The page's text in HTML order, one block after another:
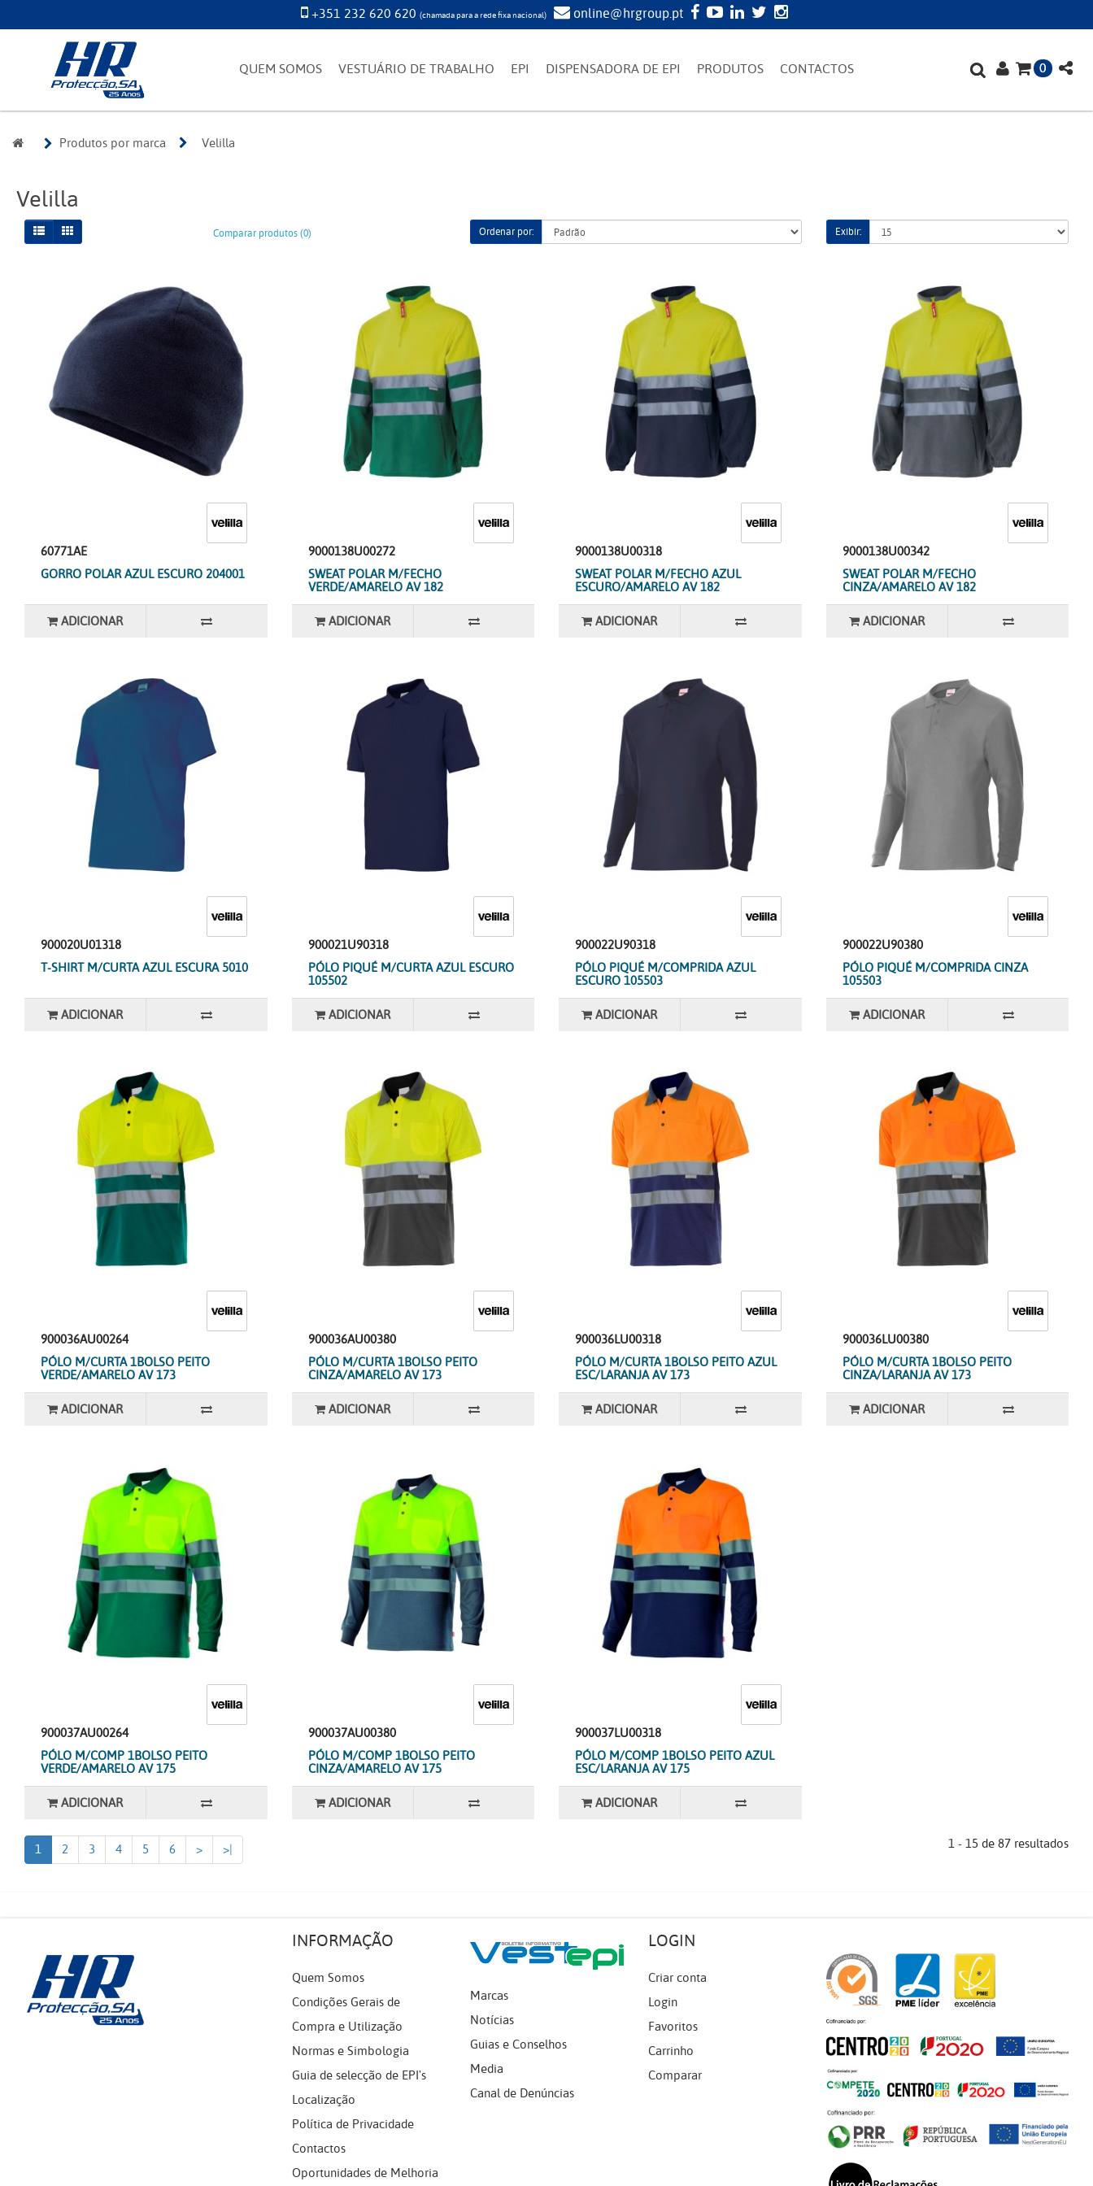
+351 232 620 620 (chamada para a rede fixa nacional) online@hrgroup.pt
QUEM SOMOS VESTUÁRIO DE TRABALHO EPI DISPENSADORA DE EPI PRODUTOS CONTACTOS 0
Produtos por marca Velilla
Velilla
Comparar produtos (0) Ordenar por: Exibir:
60771AE
GORRO POLAR AZUL ESCURO 204001
ADICIONAR
9000138U00272
SWEAT POLAR M/FECHO
VERDE/AMARELO AV 182
ADICIONAR
9000138U00318
SWEAT POLAR M/FECHO AZUL
ESCURO/AMARELO AV 182
ADICIONAR
9000138U00342
SWEAT POLAR M/FECHO
CINZA/AMARELO AV 182
ADICIONAR
900020U01318
T-SHIRT M/CURTA AZUL ESCURA 5010
ADICIONAR
900021U90318
PÓLO PIQUÉ M/CURTA AZUL ESCURO
105502
ADICIONAR
900022U90318
PÓLO PIQUÉ M/COMPRIDA AZUL
ESCURO 105503
ADICIONAR
900022U90380
PÓLO PIQUÉ M/COMPRIDA CINZA
105503
ADICIONAR
900036AU00264
PÓLO M/CURTA 1BOLSO PEITO
VERDE/AMARELO AV 173
ADICIONAR
900036AU00380
PÓLO M/CURTA 1BOLSO PEITO
CINZA/AMARELO AV 173
ADICIONAR
900036LU00318
PÓLO M/CURTA 1BOLSO PEITO AZUL
ESC/LARANJA AV 173
ADICIONAR
900036LU00380
PÓLO M/CURTA 1BOLSO PEITO
CINZA/LARANJA AV 173
ADICIONAR
900037AU00264
PÓLO M/COMP 1BOLSO PEITO
VERDE/AMARELO AV 175
ADICIONAR
900037AU00380
PÓLO M/COMP 1BOLSO PEITO
CINZA/AMARELO AV 175
ADICIONAR
900037LU00318
PÓLO M/COMP 1BOLSO PEITO AZUL
ESC/LARANJA AV 175
ADICIONAR
1 2 3 4 5 6 > >| 1 - 15 de 87 resultados
INFORMAÇÃO
Quem Somos
Condições Gerais de
Compra e Utilização
Normas e Simbologia
Guia de selecção de EPI's
Localização
Política de Privacidade
Contactos
Oportunidades de Melhoria
Marcas
Notícias
Guias e Conselhos
Media
Canal de Denúncias
LOGIN
Criar conta
Login
Favoritos
Carrinho
Comparar